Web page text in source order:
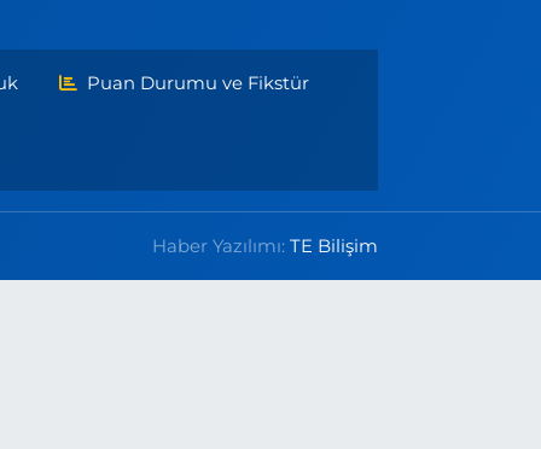
Puan Durumu ve Fikstür
Haber Yazılımı:TE Bilişim